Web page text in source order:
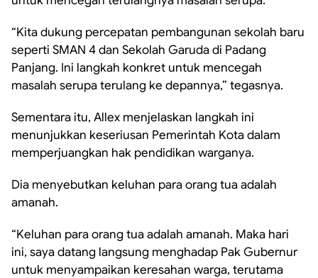
“Kita dukung percepatan pembangunan sekolah baru
seperti SMAN 4 dan Sekolah Garuda di Padang
Panjang. Ini langkah konkret untuk mencegah
masalah serupa terulang ke depannya,” tegasnya.
Sementara itu, Allex menjelaskan langkah ini
menunjukkan keseriusan Pemerintah Kota dalam
memperjuangkan hak pendidikan warganya.
Dia menyebutkan keluhan para orang tua adalah
amanah.
“Keluhan para orang tua adalah amanah. Maka hari
ini, saya datang langsung menghadap Pak Gubernur
untuk menyampaikan keresahan warga, terutama